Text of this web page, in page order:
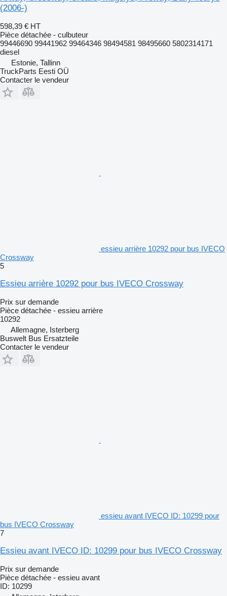
(2006-)
598,39 € HT
Pièce détachée - culbuteur
99446690 99441962 99464346 98494581 98495660 5802314171
diesel
Estonie, Tallinn
TruckParts Eesti OÜ
Contacter le vendeur
essieu arrière 10292 pour bus IVECO
Crossway
5
Essieu arrière 10292 pour bus IVECO Crossway
Prix sur demande
Pièce détachée - essieu arrière
10292
Allemagne, Isterberg
Buswelt Bus Ersatzteile
Contacter le vendeur
essieu avant IVECO ID: 10299 pour
bus IVECO Crossway
7
Essieu avant IVECO ID: 10299 pour bus IVECO Crossway
Prix sur demande
Pièce détachée - essieu avant
ID: 10299